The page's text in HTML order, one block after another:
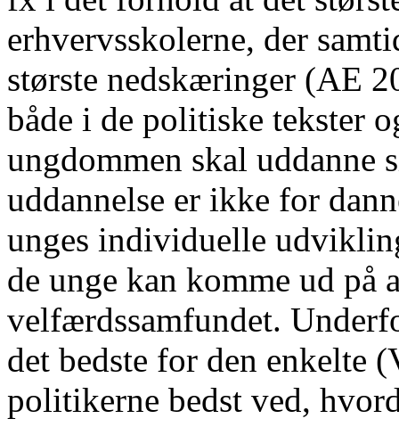
erhvervsskolerne, der
største nedskæringer (AE
både i de politiske tekster
ungdommen skal uddanne
uddannelse er ikke for
unges individuelle
de unge kan komme ud på
velfærdssamfundet.
det bedste for den enkelte
politikerne bedst ved,